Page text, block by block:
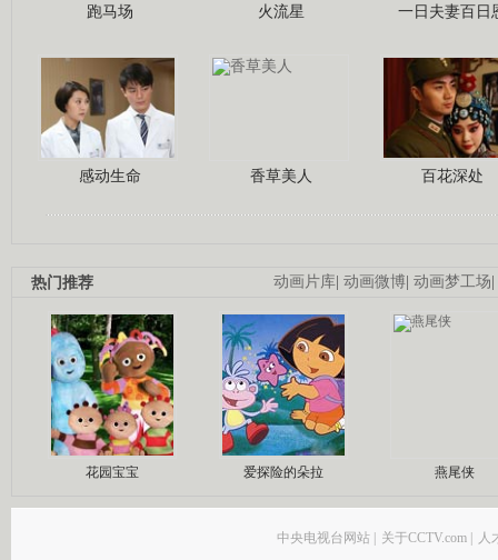
跑马场 火流星 一日夫妻百日
感动生命 香草美人 百花深处
动画片库| 动画微博| 动画梦工场|
热门推荐
花园宝宝 爱探险的朵拉 燕尾侠
中央电视台网站 | 关于CCTV.com | 人